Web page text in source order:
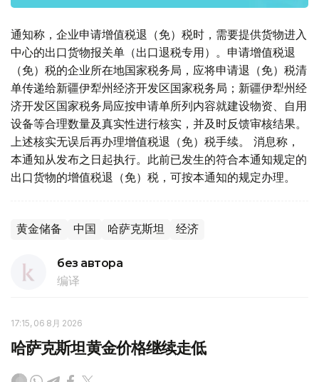
通知称，企业申请增值税退（免）税时，需要提供货物进入
中心的出口货物报关单（出口退税专用）。申请增值税退
（免）税的企业所在地国家税务局，应将申请退（免）税清
单传递给新疆伊犁州经济开发区国家税务局；新疆伊犁州经
济开发区国家税务局应按申请单所列内容就建设物资、自用
设备等合理数量及真实性进行核实，并及时反馈审核结果。
上述核实无误后再办理增值税退（免）税手续。 消息称，
本通知从发布之日起执行。此前已发生的符合本通知规定的
出口货物的增值税退（免）税，可按本通知的规定办理。
黄金储备 中国 哈萨克斯坦 经济
без автора
编译
17:15, 06 8月 2026
哈萨克斯坦黄金价格继续走低